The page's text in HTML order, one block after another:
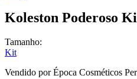
Koleston Poderoso
Tamanho:
Kit
Vendido porÉpoca Cosméticos